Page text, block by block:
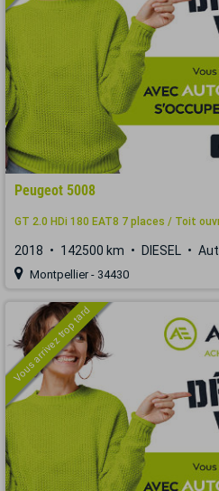
Peugeot 5008
GT 2.0 HDi 180 EAT8 7 places / Toit
2018 142500 km DIESEL
Montpellier - 34430
Vous arrivez trop tard